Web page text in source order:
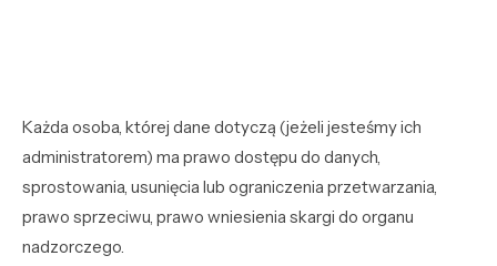
Każda osoba, której dane dotyczą (jeżeli jesteśmy ich
administratorem) ma prawo dostępu do danych,
sprostowania, usunięcia lub ograniczenia przetwarzania,
prawo sprzeciwu, prawo wniesienia skargi do organu
nadzorczego.